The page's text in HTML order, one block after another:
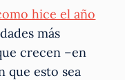
hice el año
más
crecen –en
que esto sea